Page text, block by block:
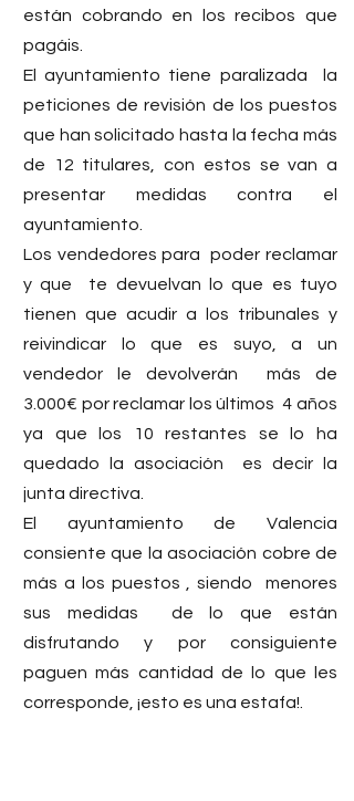
están cobrando en los recibos que
pagáis.
El ayuntamiento tiene paralizada  la
peticiones de revisión de los puestos
que han solicitado hasta la fecha más
de 12 titulares, con estos se van a
presentar medidas contra el
ayuntamiento.
Los vendedores para  poder reclamar
y que  te devuelvan lo que es tuyo
tienen que acudir a los tribunales y
reivindicar lo que es suyo, a un
vendedor le devolverán  más de
3.000€ por reclamar los últimos  4 años
ya que los 10 restantes se lo ha
quedado la asociación  es decir la
junta directiva.
El ayuntamiento de Valencia
consiente que la asociación cobre de
más a los puestos , siendo  menores
sus medidas  de lo que están
disfrutando y por consiguiente
paguen más cantidad de lo que les
corresponde, ¡esto es una estafa!.